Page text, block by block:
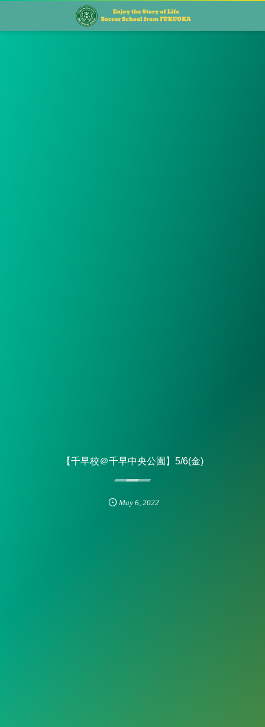
【千早校＠千早中央公園】5/6(金)
May 6, 2022